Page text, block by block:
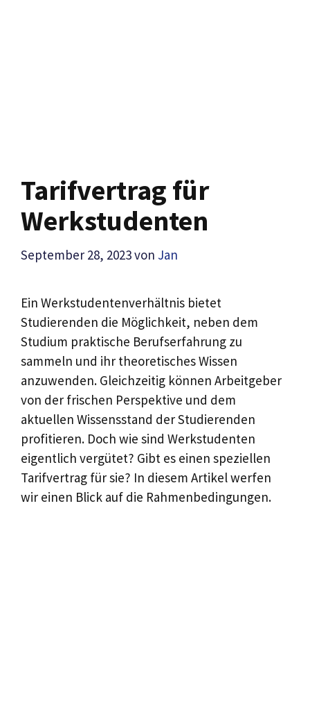
Tarifvertrag für
Werkstudenten
September 28, 2023von Jan
Ein Werkstudentenverhältnis bietet
Studierenden die Möglichkeit, neben dem
Studium praktische Berufserfahrung zu
sammeln und ihr theoretisches Wissen
anzuwenden. Gleichzeitig können Arbeitgeber
von der frischen Perspektive und dem
aktuellen Wissensstand der Studierenden
profitieren. Doch wie sind Werkstudenten
eigentlich vergütet? Gibt es einen speziellen
Tarifvertrag für sie? In diesem Artikel werfen
wir einen Blick auf die Rahmenbedingungen.